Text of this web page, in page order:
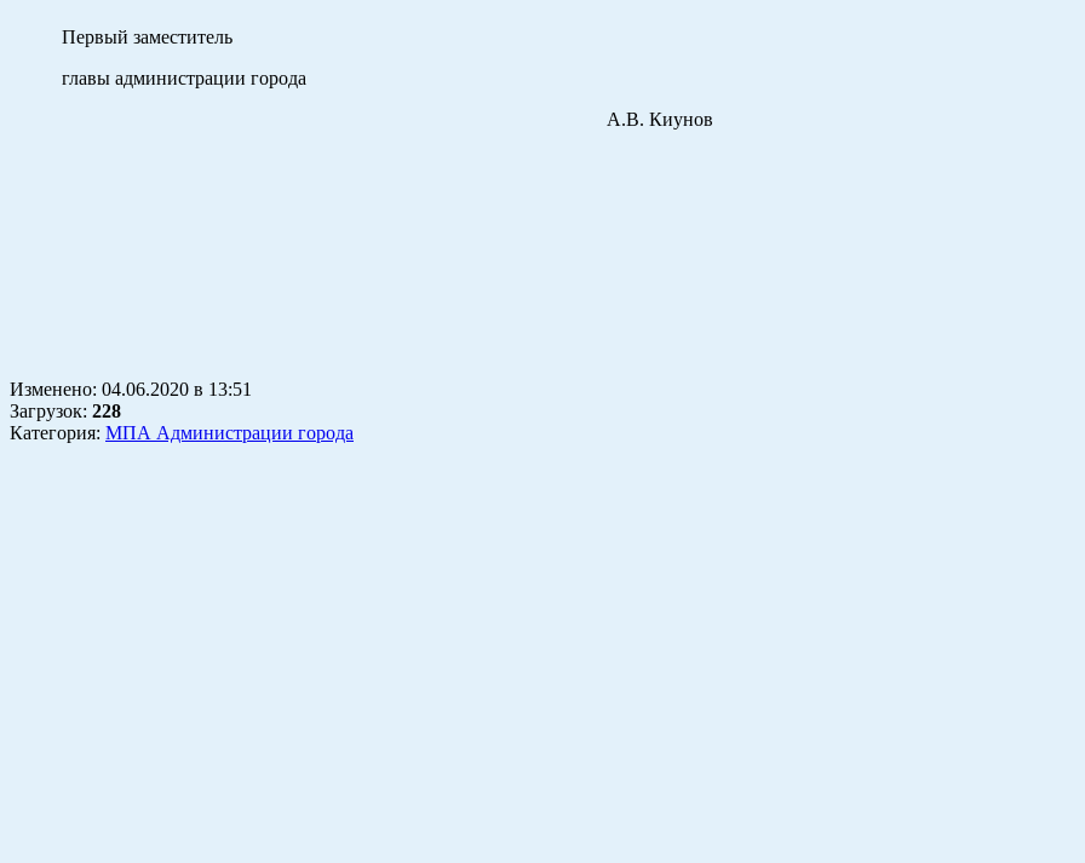
Первый заместитель
главы администрации города
А.В. Киунов
Изменено: 04.06.2020 в 13:51
Загрузок: 228
Категория: МПА Администрации города